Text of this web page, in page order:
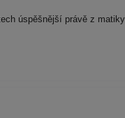
úspěšnější právě z